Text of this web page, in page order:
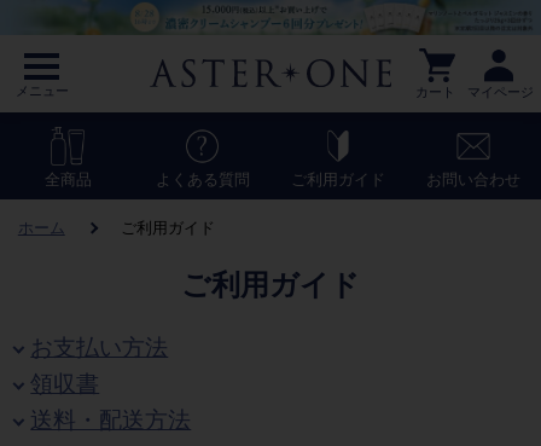
メニュー マイページ
カート
全商品 よくある質問 ご利用ガイド お問い合わせ
ホーム ご利用ガイド
ご利用ガイド
お支払い方法
領収書
送料・配送方法